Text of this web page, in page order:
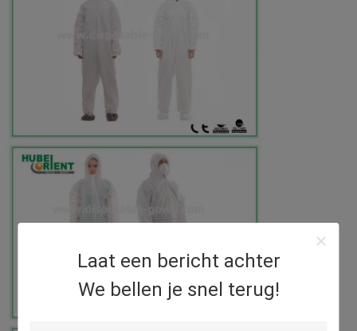
Laat een bericht achter
We bellen je snel terug!